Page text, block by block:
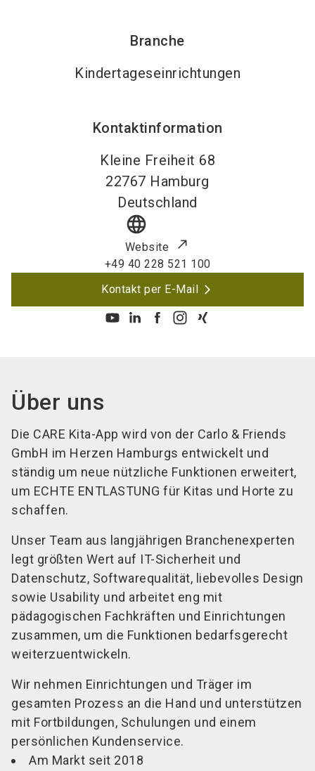
Branche
Kindertageseinrichtungen
Kontaktinformation
Kleine Freiheit 68
22767 Hamburg
Deutschland
language
Website
+49 40 228 521 100
Kontakt per E-Mail
Über uns
Die CARE Kita-App wird von der Carlo & Friends
GmbH im Herzen Hamburgs entwickelt und
ständig um neue nützliche Funktionen erweitert,
um ECHTE ENTLASTUNG für Kitas und Horte zu
schaffen.
Unser Team aus langjährigen Branchenexperten
legt größten Wert auf IT-Sicherheit und
Datenschutz, Softwarequalität, liebevolles Design
sowie Usability und arbeitet eng mit
pädagogischen Fachkräften und Einrichtungen
zusammen, um die Funktionen bedarfsgerecht
weiterzuentwickeln.
Wir nehmen Einrichtungen und Träger im
gesamten Prozess an die Hand und unterstützen
mit Fortbildungen, Schulungen und einem
persönlichen Kundenservice.
Am Markt seit 2018